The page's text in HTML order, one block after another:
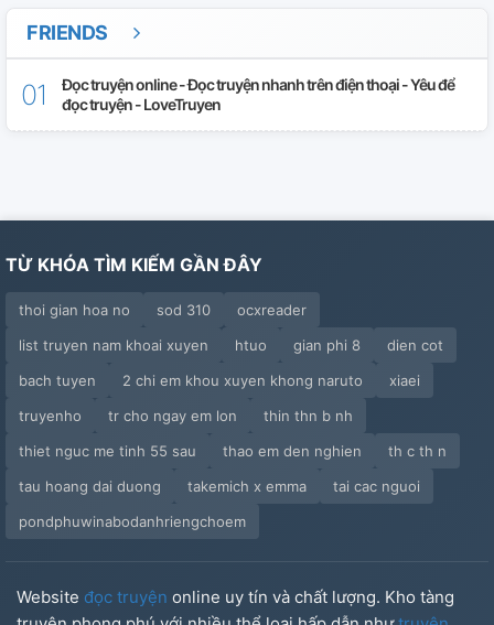
FRIENDS
Đọc truyện online - Đọc truyện nhanh trên điện thoại - Yêu để
đọc truyện - LoveTruyen
TỪ KHÓA TÌM KIẾM GẦN ĐÂY
thoi gian hoa no sod 310
ocxreader
list truyen nam khoai xuyen
htuo gian phi 8
dien cot
bach tuyen
2 chi em khou xuyen khong naruto
xiaei
truyenho
tr cho ngay em lon
thin thn b nh
thiet nguc me tinh 55 sau
thao em den nghien
th c th n
tau hoang dai duong
takemich x emma
tai cac nguoi
pondphuwinabodanhriengchoem
Website đọc truyện online uy tín và chất lượng. Kho tàng